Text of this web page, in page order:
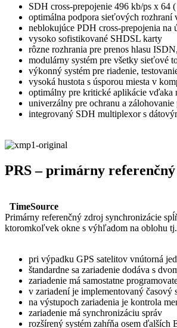
SDH cross-prepojenie 496 kb/ps x 64
optimálna podpora sieťových
neblokujúce PDH cross-prepojenia na
vysoko sofistikované SHDSL karty
rôzne rozhrania pre prenos hlasu
modulárny systém pre všetky sieťové
výkonný systém pre riadenie,
vysoká hustota s úsporou miesta v
optimálny pre kritické aplikácie vďaka
univerzálny pre ochranu a zálohovanie
integrovaný SDH multiplexor s
PRS – primárny
TimeSource
Primárny referenčný zdroj synchronizácie
ktoromkoľvek okne s výhľadom na oblohu
pri výpadku GPS satelitov vnútorná
štandardne sa zariadenie dodáva s
zariadenie má samostatne
v zariadení je implementovaný časový
na výstupoch zariadenia je kontrola
zariadenie má synchronizáciu správ
rozšírený systém zahŕňa osem